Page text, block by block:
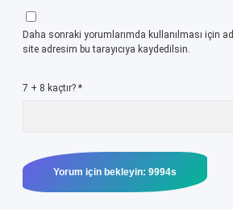
Daha sonraki yorumlarımda kullanılması için
site adresim bu tarayıcıya kaydedilsin.
7 + 8 kaçtır? *